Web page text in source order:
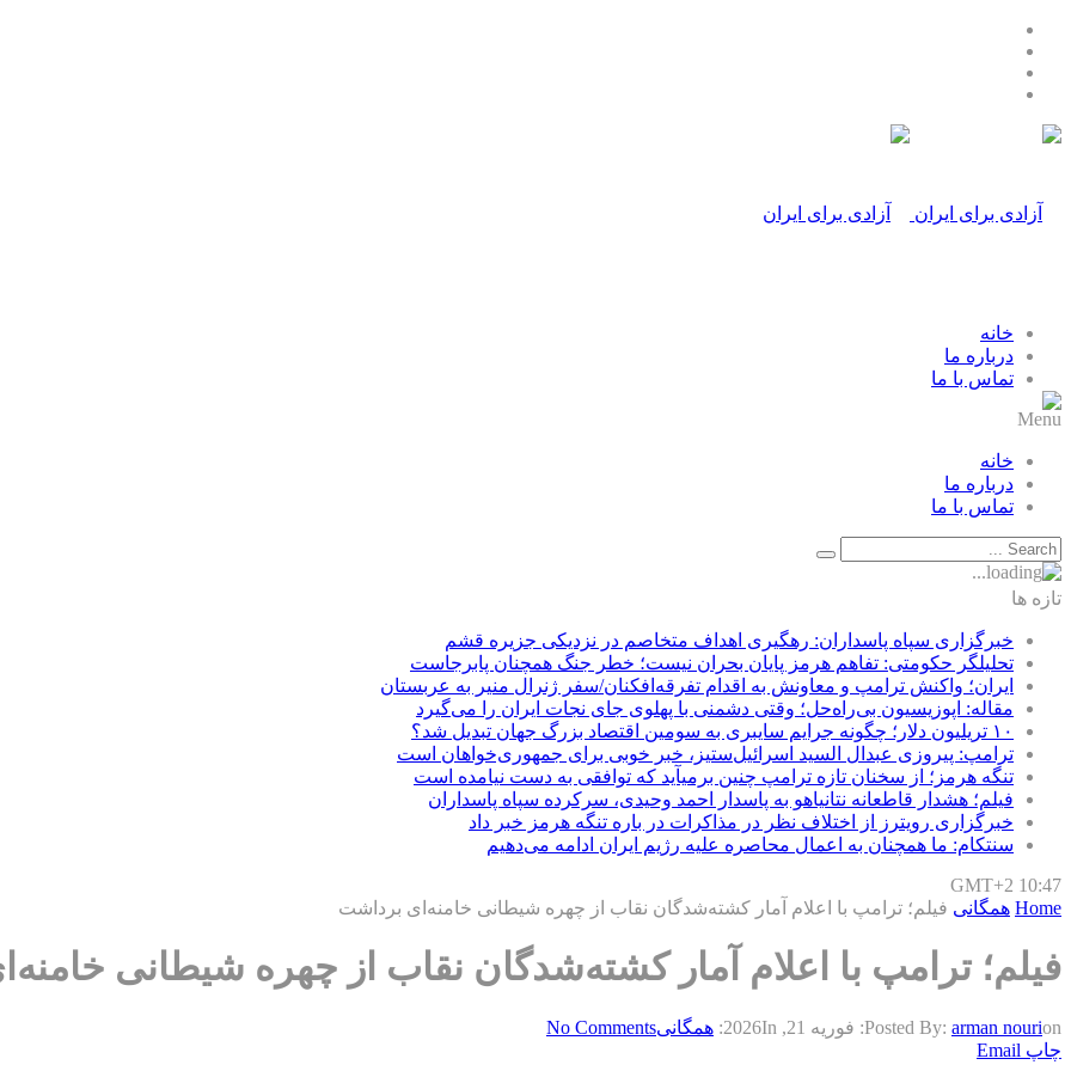
خانه
درباره ما
تماس با ما
Menu
خانه
درباره ما
تماس با ما
تازه ها
خبرگزاری سپاه پاسداران: رهگیری اهداف متخاصم در نزدیکی جزیره قشم
تحلیلگر حکومتی: تفاهم هرمز پایان بحران نیست؛ خطر جنگ همچنان پابرجاست
ایران؛ واکنش ترامپ و معاونش به اقدام تفرقه‌افکنان/سفر ژنرال منیر به عربستان
مقاله: اپوزیسیون بی‌راه‌حل؛ وقتی دشمنی با پهلوی جای نجات ایران را می‌گیرد
۱۰ تریلیون دلار؛ چگونه جرایم سایبری به سومین اقتصاد بزرگ جهان تبدیل شد؟
ترامپ: پیروزی عبدال السید اسرائیل‌ستیز، خبر خوبی برای جمهوری‌خواهان است
تنگه هرمز؛ از سخنان تازه ترامپ چنین برمیآید که توافقی به دست نیامده است
فیلم؛ هشدار قاطعانه نتانیاهو به پاسدار احمد وحیدی، سرکرده سپاه پاسداران
خبرگزاری رویترز از اختلاف نظر در مذاکرات در باره تنگه هرمز خبر داد
سنتکام: ما همچنان به اعمال محاصره علیه رژیم ایران ادامه می‌دهیم
GMT+2 10:47
Home همگانی فیلم؛ ترامپ با اعلام آمار کشته‌شدگان نقاب از چهره شیطانی خامنه‌ای برداشت
فیلم؛ ترامپ با اعلام آمار کشته‌شدگان نقاب از چهره شیطانی
Posted By: arman nourion: فوریه 21, 2026 In: همگانیNo Comments
چاپ Email